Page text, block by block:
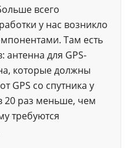
всего
у нас возникло
Там есть
антенна для GPS-
которые должны
GPS со спутника у
20 раз меньше, чем
требуются